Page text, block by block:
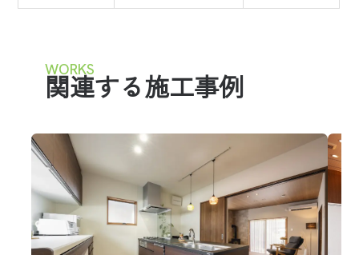
WORKS
関連する施工事例